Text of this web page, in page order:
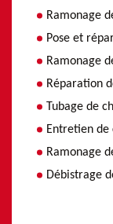
Ramonage
Pose et
Ramonage
Réparation
Tubage de
Entretien de
Ramonage
Débistrage